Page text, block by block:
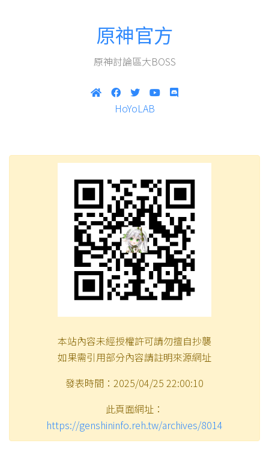
原神官方
原神討論區大BOSS
HoYoLAB
本站內容未經授權許可請勿擅自抄襲
如果需引用部分內容請註明來源網址
發表時間：2025/04/25 22:00:10
此頁面網址：
https://genshininfo.reh.tw/archives/8014